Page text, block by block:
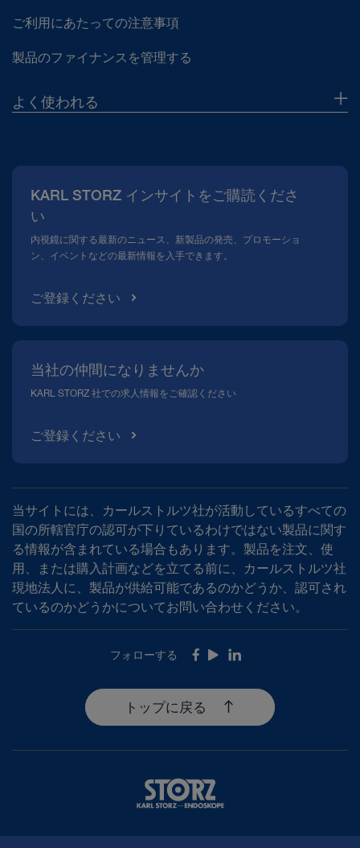
ご利用にあたっての注意事項
製品のファイナンスを管理する
よく使われる
コンプライアンスホットライン
メディアテーク
KARL STORZ インサイトをご購読くださ
い
内視鏡に関する最新のニュース、新製品の発売、プロモーショ
ン、イベントなどの最新情報を入手できます。
ご登録ください
当社の仲間になりませんか
KARL STORZ 社での求人情報をご確認ください
ご登録ください
当サイトには、カールストルツ社が活動しているすべての
国の所轄官庁の認可が下りているわけではない製品に関す
る情報が含まれている場合もあります。製品を注文、使
用、または購入計画などを立てる前に、カールストルツ社
現地法人に、製品が供給可能であるのかどうか、認可され
ているのかどうかについてお問い合わせください。
フォローする Facebook
YoutubeLinkedIn
トップに戻る